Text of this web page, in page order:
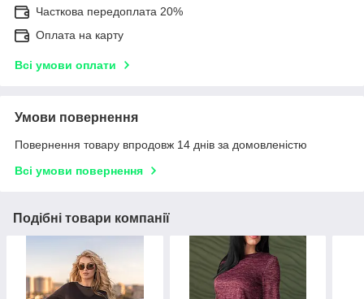
Часткова передоплата 20%
Оплата на карту
Всі умови оплати
Умови повернення
Повернення товару впродовж 14 днів за домовленістю
Всі умови повернення
Подібні товари компанії